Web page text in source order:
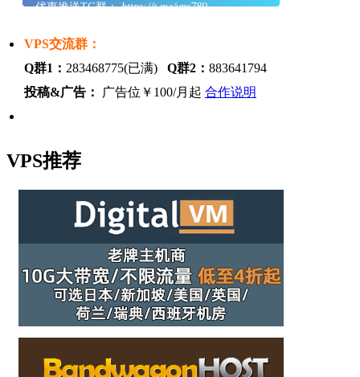
优惠推送TG群：https://t.me/vps789
VPS交流群：
Q群1： 283468775(已满) Q群2： 883641794
投稿&广告： 广告位￥100/月起 合作说明
VPS推荐